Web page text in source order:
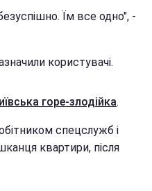
Їм все одно", -
користувачі.
горе-злодійка.
спецслужб і
квартири, після